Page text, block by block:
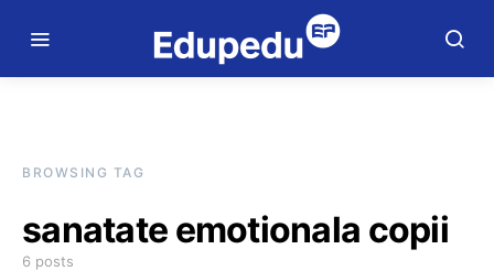
BROWSING TAG
sanatate emotionala copii
6 posts